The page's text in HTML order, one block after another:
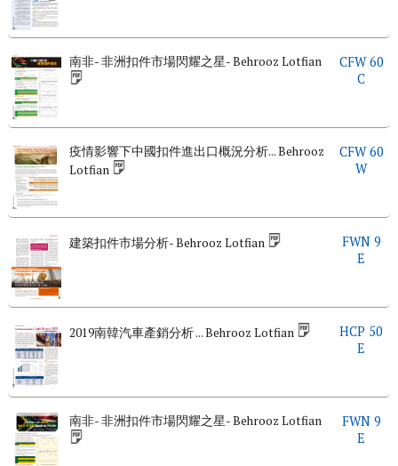
南非- 非洲扣件市場閃耀之星- Behrooz Lotfian
CFW 60
C
疫情影響下中國扣件進出口概況分析... Behrooz
Lotfian
CFW 60
W
建築扣件市場分析- Behrooz Lotfian
FWN 9
E
2019南韓汽車產銷分析 ... Behrooz Lotfian
HCP 50
E
南非- 非洲扣件市場閃耀之星- Behrooz Lotfian
FWN 9
E